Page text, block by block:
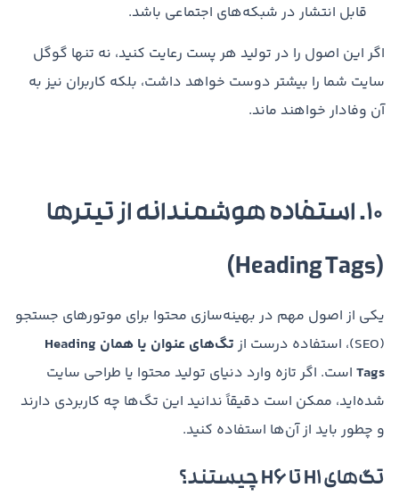
قابل انتشار در شبکه‌های اجتماعی باشد.
اگر این اصول را در تولید هر پست رعایت کنید، نه تنها گوگل
سایت شما را بیشتر دوست خواهد داشت، بلکه کاربران نیز به
آن وفادار خواهند ماند.
۱۰. استفاده هوشمندانه از تیترها
(Heading Tags)
یکی از اصول مهم در بهینه‌سازی محتوا برای موتورهای جستجو
(SEO)، استفاده درست از
تگ‌های عنوان یا همان Heading
Tags است. اگر تازه وارد دنیای تولید محتوا یا طراحی سایت
شده‌اید، ممکن است دقیقاً ندانید این تگ‌ها چه کاربردی دارند
و چطور باید از آن‌ها استفاده کنید.
تگ‌های H1 تا H6 چیستند؟